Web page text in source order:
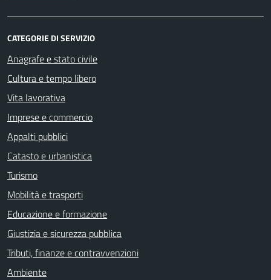
CATEGORIE DI SERVIZIO
Anagrafe e stato civile
Cultura e tempo libero
Vita lavorativa
Imprese e commercio
Appalti pubblici
Catasto e urbanistica
Turismo
Mobilità e trasporti
Educazione e formazione
Giustizia e sicurezza pubblica
Tributi, finanze e contravvenzioni
Ambiente